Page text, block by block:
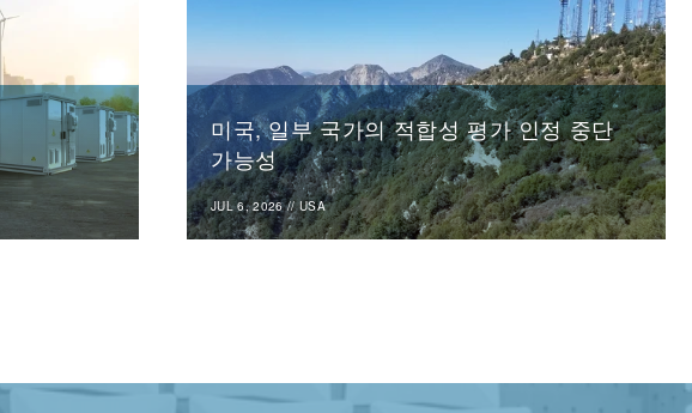
미국, 일부 국가의 적합성 평가 인정 중단
가능성
JUL 6, 2026 //USA